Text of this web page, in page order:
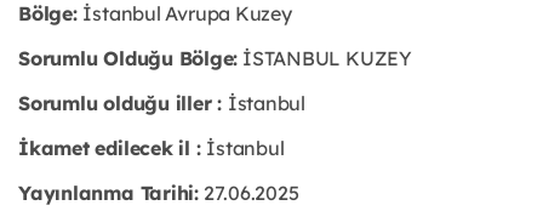
Bölge: İstanbul Avrupa Kuzey
Sorumlu Olduğu Bölge: İSTANBUL KUZEY
Sorumlu olduğu iller : İstanbul
İkamet edilecek il : İstanbul
Yayınlanma Tarihi:27.06.2025